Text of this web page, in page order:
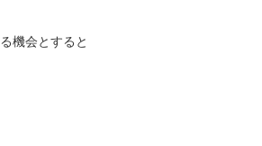
機会とすると